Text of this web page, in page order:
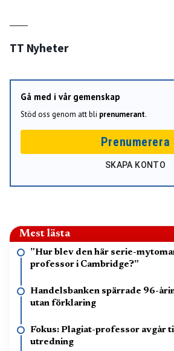
TT Nyheter
Gå med i vår gemenskap
Stöd oss genom att bli prenumerant.
Prenumerera
SKAPA KONTO
Mest lästa
”Hur blev den här serie-
professor i Cambridge?”
Handelsbanken spärrade 96-
utan förklaring
Fokus: Plagiat-professor avgår
utredning